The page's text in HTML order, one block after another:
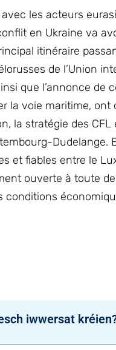
les acteurs
en Ukraine va
itinéraire
de l’Union
que l’annonce de
la voie maritime,
la stratégie des
Dudelange.
et fiables entre le
ouverte à toute
iwwersat